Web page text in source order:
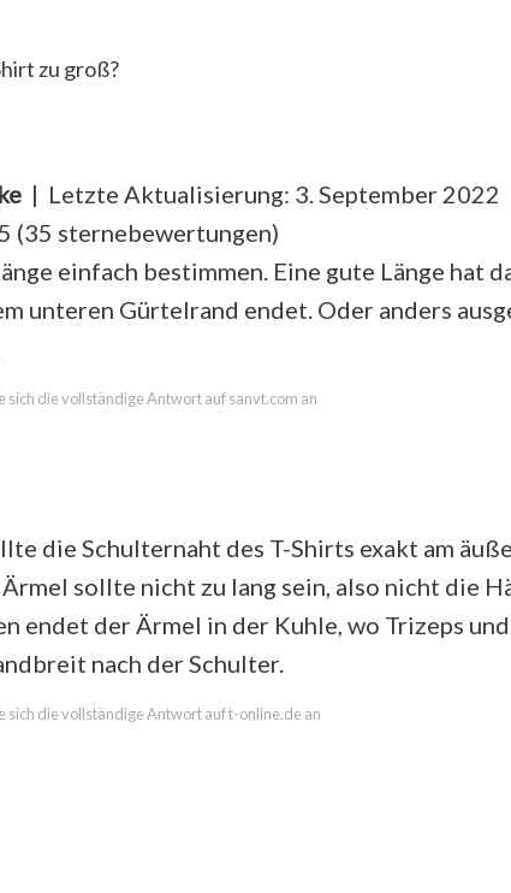
zu groß?
| Letzte Aktualisierung: 3. September 2022
(35 sternebewertungen)
einfach bestimmen. Eine gute Länge hat
unteren Gürtelrand endet. Oder anders
sich die vollständige Antwort auf sanvt.com an
die Schulternaht des T-Shirts exakt am
sollte nicht zu lang sein, also nicht die
endet der Ärmel in der Kuhle, wo Trizeps
nach der Schulter.
sich die vollständige Antwort auf t-online.de an